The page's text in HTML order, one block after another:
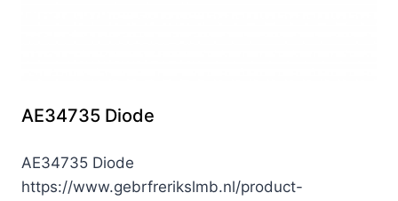
AE34735 Diode
AE34735 Diode
https://www.gebrfrerikslmb.nl/product-